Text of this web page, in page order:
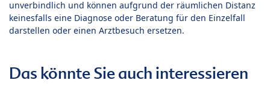
unverbindlich und können aufgrund der räumlichen Distanz
keinesfalls eine Diagnose oder Beratung für den Einzelfall
darstellen oder einen Arztbesuch ersetzen.
Das könnte Sie auch interessieren